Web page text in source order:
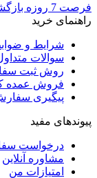
فرصت 7 روزه بازگشت کالا
راهنمای خرید
شرایط و
سوالات
روش ثبت
فروش عمده
پیگیری
پیوندهای مفید
درخواست
مشاوره آنلاین
امتیازات من